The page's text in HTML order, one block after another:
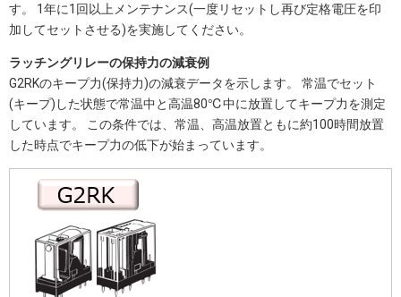
す。 1年に1回以上メンテナンス(一度リセットし再び定格電圧を印
加してセットさせる)を実施してください。
ラッチングリレーの保持力の減衰例
G2RKのキープ力(保持力)の減衰データを示します。 常温でセット
(キープ)した状態で常温中と高温80℃中に放置してキープ力を測定
しています。 この条件では、常温、高温放置ともに約100時間放置
した時点でキープ力の低下が始まっています。